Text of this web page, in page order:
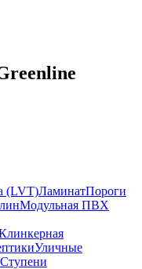
(LVT)ЛаминатПороги
Модульная ПВХ
Уличные
Ступени